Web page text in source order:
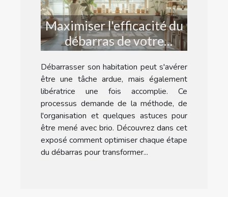
Maximiser l'efficacité du
débarras de votre
habitation : conseils et
astuces
Débarrasser son habitation peut s'avérer
être une tâche ardue, mais également
libératrice une fois accomplie. Ce
processus demande de la méthode, de
l'organisation et quelques astuces pour
être mené avec brio. Découvrez dans cet
exposé comment optimiser chaque étape
du débarras pour transformer...